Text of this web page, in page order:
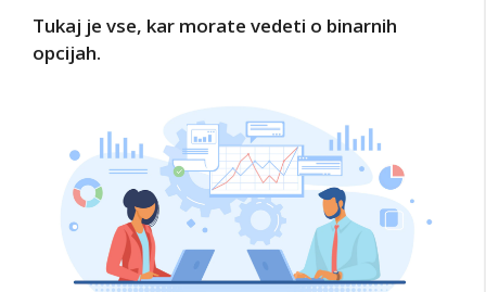
Tukaj je vse, kar morate vedeti o binarnih
opcijah.